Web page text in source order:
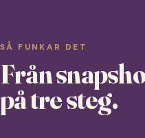
SÅ FUNKAR DET
Från
på tre steg.